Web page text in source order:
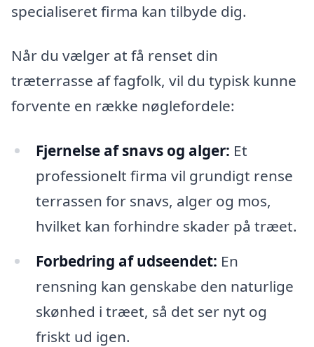
specialiseret firma kan tilbyde dig.
Når du vælger at få renset din
træterrasse af fagfolk, vil du typisk kunne
forvente en række nøglefordele:
Fjernelse af snavs og alger: Et
professionelt firma vil grundigt rense
terrassen for snavs, alger og mos,
hvilket kan forhindre skader på træet.
Forbedring af udseendet: En
rensning kan genskabe den naturlige
skønhed i træet, så det ser nyt og
friskt ud igen.